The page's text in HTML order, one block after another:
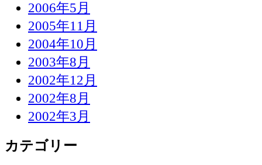
2006年5月
2005年11月
2004年10月
2003年8月
2002年12月
2002年8月
2002年3月
カテゴリー